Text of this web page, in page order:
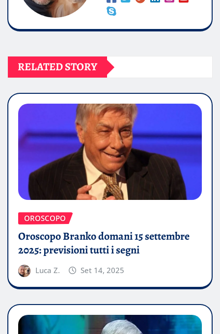
RELATED STORY
OROSCOPO
Oroscopo Branko domani 15 settembre
2025: previsioni tutti i segni
Luca Z. Set 14, 2025